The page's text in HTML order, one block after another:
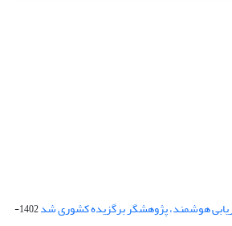
هوشمند، پژوهشگر برگزیده کشوری شد
1402-